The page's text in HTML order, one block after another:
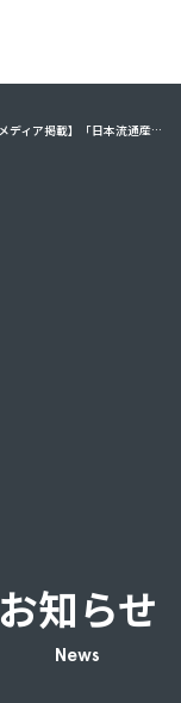
メディア掲載】 「日本流通産業新聞」様
お知らせ
News